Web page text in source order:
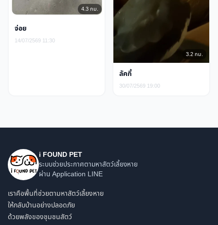
4.3 กม.
จ่อย
14/07/2569 11:30
3.2 กม.
ลัคกี้
30/07/2569 19:00
i FOUND PET
ระบบช่วยประกาศตามหาสัตว์เลี้ยงหาย
ผ่าน Application LINE
เราคือพื้นที่ช่วยตามหาสัตว์เลี้ยงหาย
ให้กลับบ้านอย่างปลอดภัย
ด้วยพลังของชุมชนสัตว์